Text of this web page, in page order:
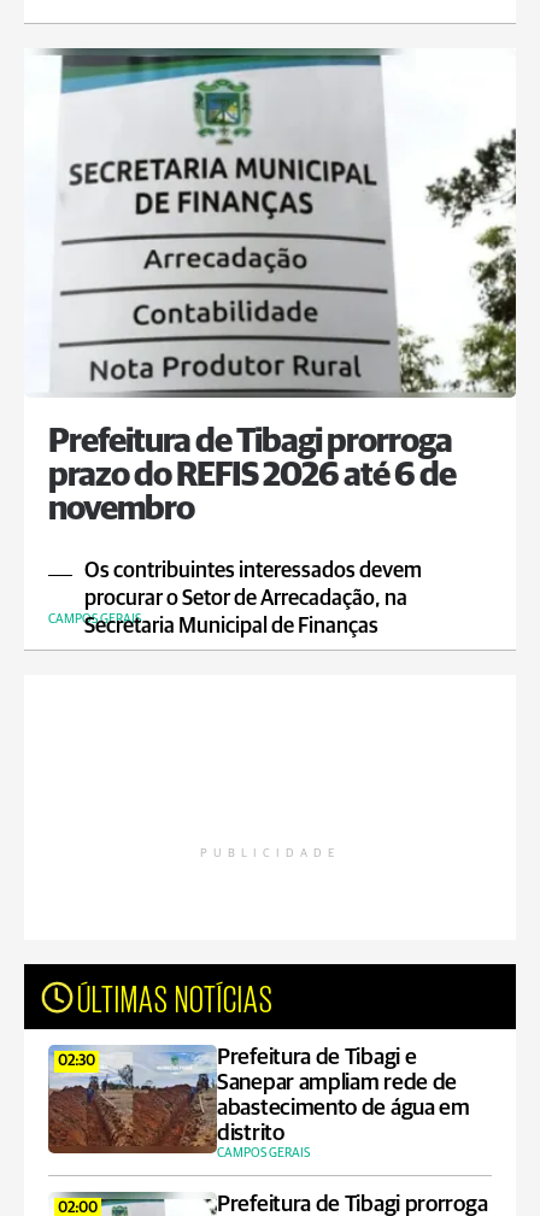
Prefeitura de Tibagi prorroga
prazo do REFIS 2026 até 6 de
novembro
Os contribuintes interessados devem
procurar o Setor de Arrecadação, na
Secretaria Municipal de Finanças
CAMPOS GERAIS
PUBLICIDADE
ÚLTIMAS NOTÍCIAS
02:30
Prefeitura de Tibagi e
Sanepar ampliam rede de
abastecimento de água em
distrito
CAMPOS GERAIS
02:00 Prefeitura de Tibagi prorroga